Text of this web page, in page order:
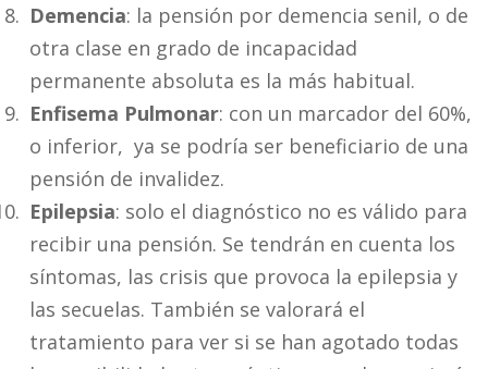
Demencia: la pensión por demencia senil, o de
otra clase en grado de incapacidad
permanente absoluta es la más habitual.
Enfisema Pulmonar: con un marcador del 60%,
o inferior, ya se podría ser beneficiario de una
pensión de invalidez.
Epilepsia: solo el diagnóstico no es válido para
recibir una pensión. Se tendrán en cuenta los
síntomas, las crisis que provoca la epilepsia y
las secuelas. También se valorará el
tratamiento para ver si se han agotado todas